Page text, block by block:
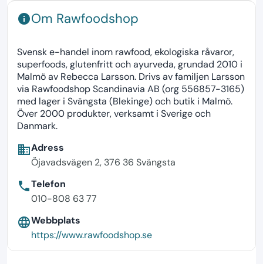
infoOm Rawfoodshop
Svensk e-handel inom rawfood, ekologiska råvaror,
superfoods, glutenfritt och ayurveda, grundad 2010 i
Malmö av Rebecca Larsson. Drivs av familjen Larsson
via Rawfoodshop Scandinavia AB (org 556857-3165)
med lager i Svängsta (Blekinge) och butik i Malmö.
Över 2000 produkter, verksamt i Sverige och
Danmark.
businessAdress
Öjavadsvägen 2, 376 36 Svängsta
phoneTelefon
010-808 63 77
languageWebbplats
https://www.rawfoodshop.se